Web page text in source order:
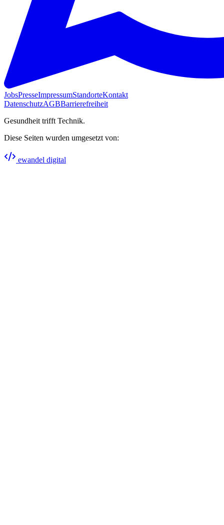
JobsPresseImpressumStandorteKontakt
DatenschutzAGBBarrierefreiheit
Gesundheit trifft Technik.
Diese Seiten wurden umgesetzt von:
ewandel digital